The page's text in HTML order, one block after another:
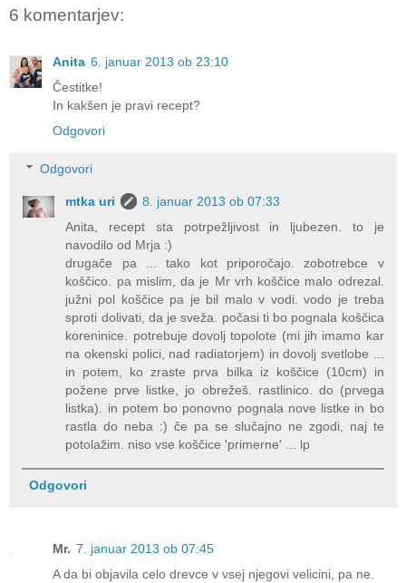
6 komentarjev:
Anita 6. januar 2013 ob 23:10
Čestitke!
In kakšen je pravi recept?
Odgovori
Odgovori
mtka uri
8. januar 2013 ob 07:33
Anita, recept sta potrpežljivost in ljubezen. to je
navodilo od Mrja :)
drugače pa ... tako kot priporočajo. zobotrebce v
koščico. pa mislim, da je Mr vrh koščice malo odrezal.
južni pol koščice pa je bil malo v vodi. vodo je treba
sproti dolivati, da je sveža. počasi ti bo pognala koščica
koreninice. potrebuje dovolj topolote (mi jih imamo kar
na okenski polici, nad radiatorjem) in dovolj svetlobe ...
in potem, ko zraste prva bilka iz koščice (10cm) in
požene prve listke, jo obrežeš. rastlinico. do (prvega
listka). in potem bo ponovno pognala nove listke in bo
rastla do neba :) če pa se slučajno ne zgodi, naj te
potolažim. niso vse koščice 'primerne' ... lp
Odgovori
Mr. 7. januar 2013 ob 07:45
A da bi objavila celo drevce v vsej njegovi velicini, pa ne.